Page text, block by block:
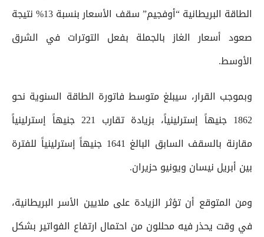
الطاقة البريطانية “أوفجيم” سقف الأسعار بنسبة 13% نتيجة
صعود أسعار الغاز بالجملة بفعل التوترات في الشرق
الأوسط.
وبموجب القرار، سيبلغ متوسط فاتورة الطاقة السنوية نحو
1862 جنيهاً إسترلينياً، بزيادة تقارب 221 جنيهاً إسترلينياً
مقارنة بالسقف السابق البالغ 1641 جنيهاً إسترلينياً للفترة
بين أبريل نيسان ويونيو حزيران.
ومن المتوقع أن تؤثر الزيادة على ملايين الأسر البريطانية،
في وقت يحذر فيه محللون من احتمال ارتفاع الفواتير بشكل